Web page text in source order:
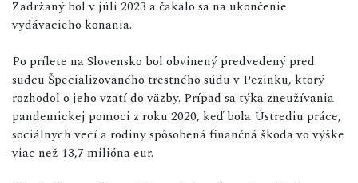
Zadržaný bol v júli 2023 a čakalo sa na ukončenie
vydávacieho konania.
Po prílete na Slovensko bol obvinený predvedený pred
sudcu Špecializovaného trestného súdu v Pezinku, ktorý
rozhodol o jeho vzatí do väzby. Prípad sa týka zneužívania
pandemickej pomoci z roku 2020, keď bola Ústrediu práce,
sociálnych vecí a rodiny spôsobená finančná škoda vo výške
viac než 13,7 milióna eur.